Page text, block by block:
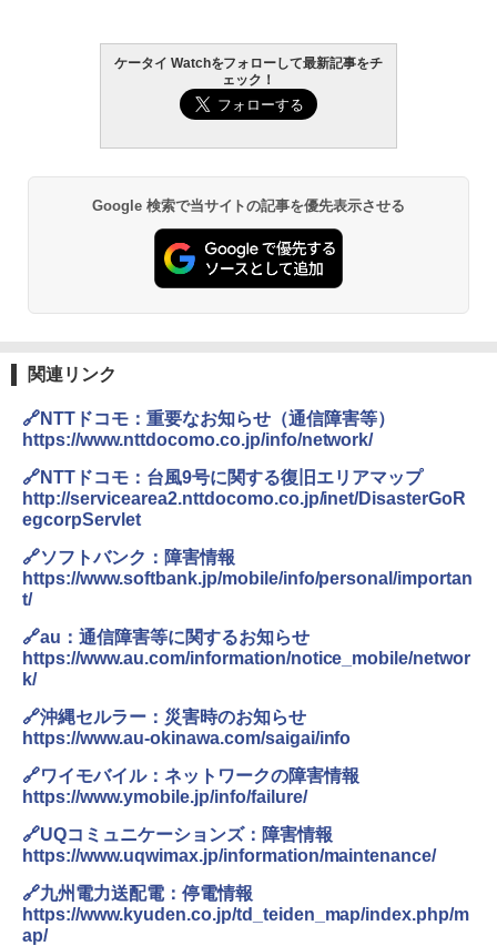
ケータイ Watchをフォローして最新記事をチ
ェック！
Google 検索で当サイトの記事を優先表示させる
関連リンク
🔗NTTドコモ：重要なお知らせ（通信障害等）
https://www.nttdocomo.co.jp/info/network/
🔗NTTドコモ：台風9号に関する復旧エリアマップ
http://servicearea2.nttdocomo.co.jp/inet/DisasterGoR
egcorpServlet
🔗ソフトバンク：障害情報
https://www.softbank.jp/mobile/info/personal/importan
t/
🔗au：通信障害等に関するお知らせ
https://www.au.com/information/notice_mobile/networ
k/
🔗沖縄セルラー：災害時のお知らせ
https://www.au-okinawa.com/saigai/info
🔗ワイモバイル：ネットワークの障害情報
https://www.ymobile.jp/info/failure/
🔗UQコミュニケーションズ：障害情報
https://www.uqwimax.jp/information/maintenance/
🔗九州電力送配電：停電情報
https://www.kyuden.co.jp/td_teiden_map/index.php/m
ap/